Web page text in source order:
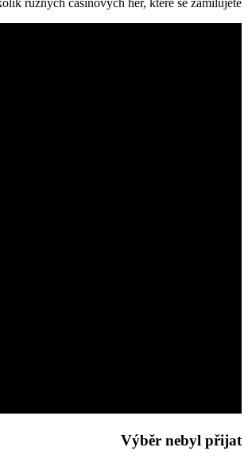
různých casinových her, které se zamilujete.
Výběr nebyl přijat